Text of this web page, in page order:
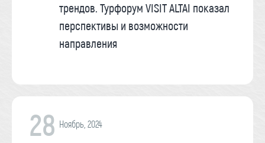
трендов. Турфорум VISIT ALTAI показал
перспективы и возможности
направления
28 Ноябрь, 2024